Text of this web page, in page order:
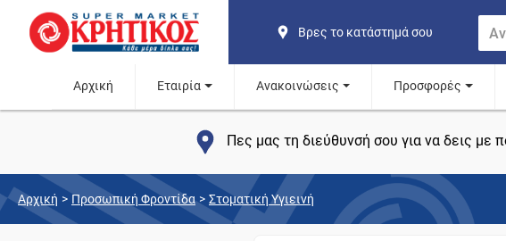
Βρες το κατάστημά σου
Αρχική Εταιρία Ανακοινώσεις Προσφορές
Πες μας τη διεύθυνσή σου για να δεις με
Αρχική > Προσωπική Φροντίδα > Στοματική Υγιεινή